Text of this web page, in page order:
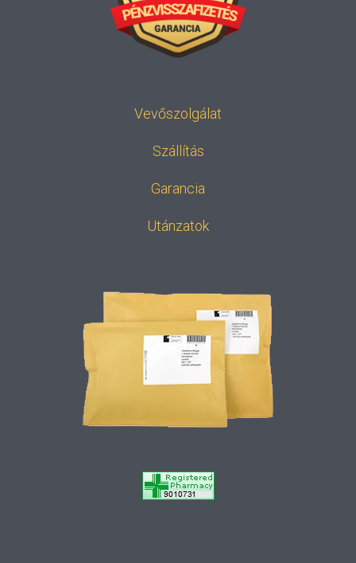
Vevőszolgálat
Szállítás
Garancia
Utánzatok